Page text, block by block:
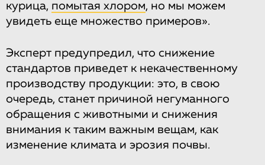
курица, помытая хлором, но мы можем
увидеть еще множество примеров».
Эксперт предупредил, что снижение
стандартов приведет к некачественному
производству продукции: это, в свою
очередь, станет причиной негуманного
обращения с животными и снижения
внимания к таким важным вещам, как
изменение климата и эрозия почвы.